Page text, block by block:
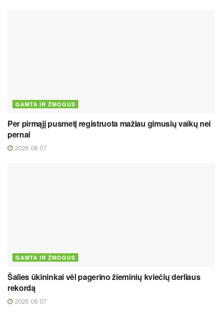
GAMTA IR ŽMOGUS
Per pirmąjį pusmetį registruota mažiau gimusių vaikų nei
pernai
2026 08 07
GAMTA IR ŽMOGUS
Šalies ūkininkai vėl pagerino žieminių kviečių derliaus
rekordą
2026 08 07